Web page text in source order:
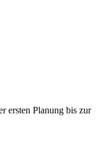
ersten Planung bis zur